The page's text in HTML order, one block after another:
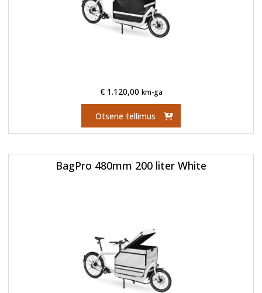
€ 1.120,00 km-ga
Otsene tellimus
BagPro 480mm 200 liter White